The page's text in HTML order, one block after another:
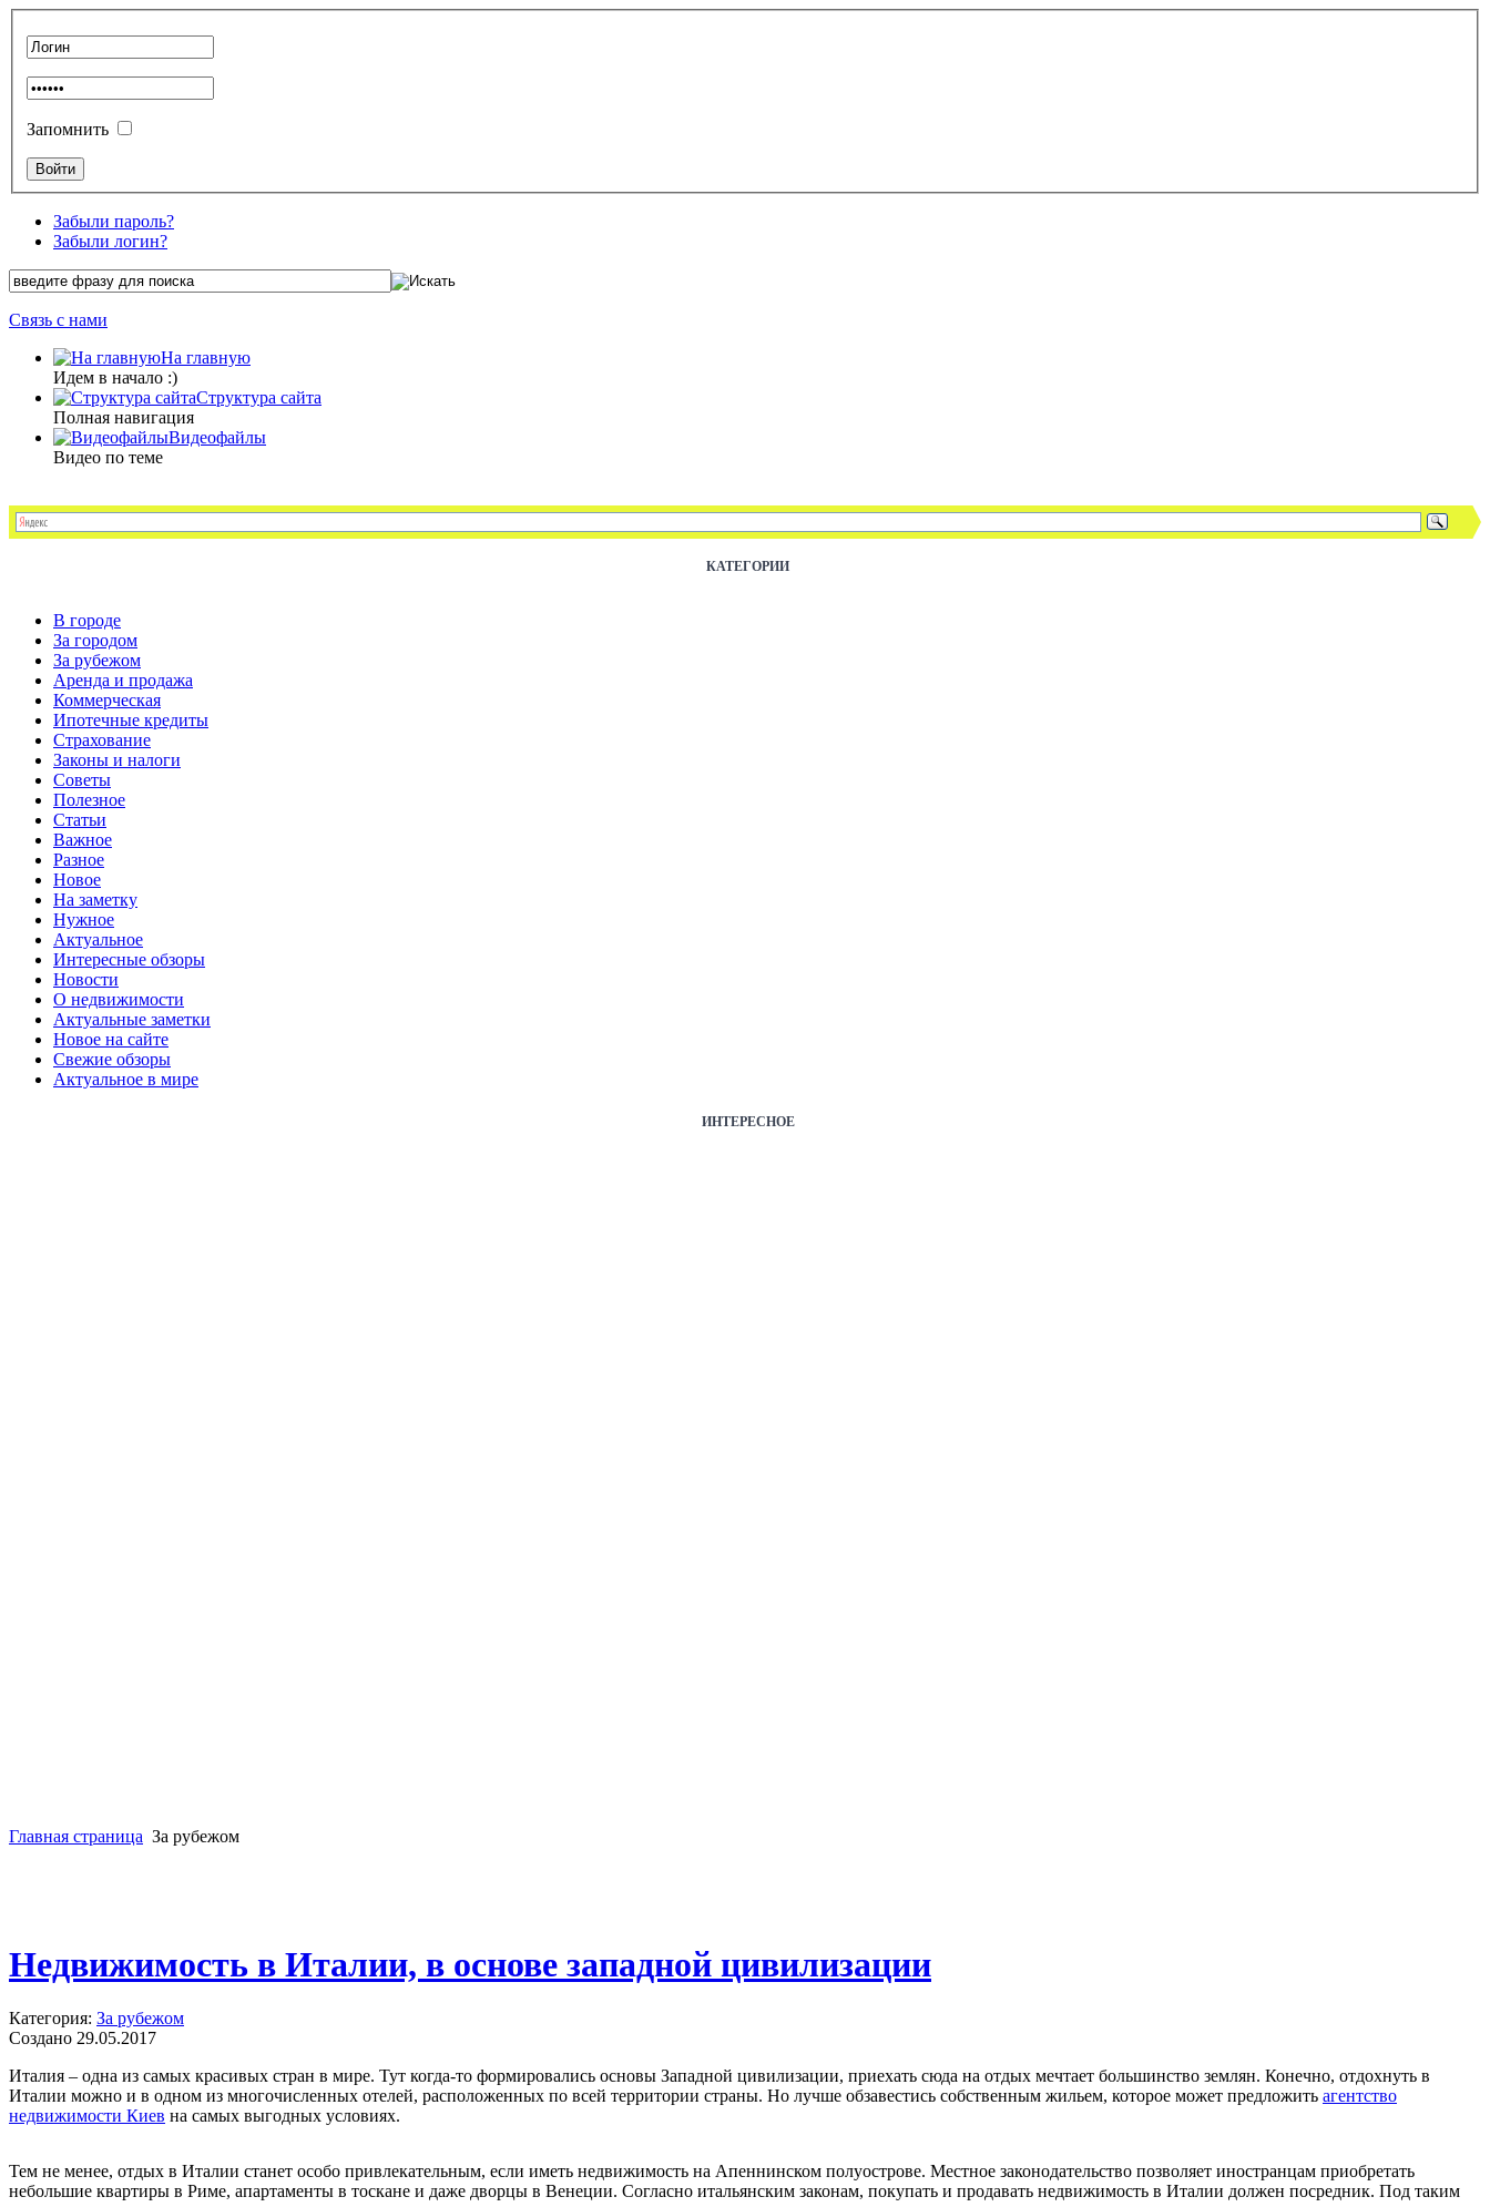
Запомнить
Забыли пароль?
Забыли логин?
Связь с нами
На главную
Идем в начало :)
Структура сайта
Полная навигация
Видеофайлы
Видео по теме
КАТЕГОРИИ
В городе
За городом
За рубежом
Аренда и продажа
Коммерческая
Ипотечные кредиты
Страхование
Законы и налоги
Советы
Полезное
Статьи
Важное
Разное
Новое
На заметку
Нужное
Актуальное
Интересные обзоры
Новости
О недвижимости
Актуальные заметки
Новое на сайте
Свежие обзоры
Актуальное в мире
ИНТЕРЕСНОЕ
Главная страница За рубежом
Недвижимость в Италии, в основе западной цивилизации
Категория: За рубежом
Создано 29.05.2017
Италия – одна из самых красивых стран в мире. Тут когда-то формировались основы Западной цивилизации, приехать сюда на отдых мечтает большинство землян. Конечно, отдохнуть в
Италии можно и в одном из многочисленных отелей, расположенных по всей территории страны. Но лучше обзавестись собственным жильем, которое может предложить агентство
недвижимости Киев на самых выгодных условиях.
Тем не менее, отдых в Италии станет особо привлекательным, если иметь недвижимость на Апеннинском полуострове. Местное законодательство позволяет иностранцам приобретать
небольшие квартиры в Риме, апартаменты в тоскане и даже дворцы в Венеции. Согласно итальянским законам, покупать и продавать недвижимость в Италии должен посредник. Под таким